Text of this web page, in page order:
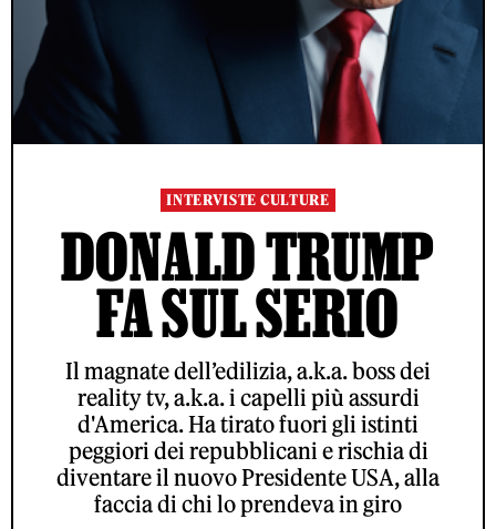
INTERVISTE CULTURE
DONALD TRUMP
FA SUL SERIO
Il magnate dell’edilizia, a.k.a. boss dei
reality tv, a.k.a. i capelli più assurdi
d'America. Ha tirato fuori gli istinti
peggiori dei repubblicani e rischia di
diventare il nuovo Presidente USA, alla
faccia di chi lo prendeva in giro